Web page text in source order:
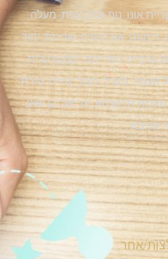
אונו, נוף גליל, צפת, מעלה
אור יהודה, שדרות, יהוד
גרבייה, כפר יונה, יקנעם עלית,
העמד, מגדל, חצור, טירה, טירת
תרשיחא, אריאל, בן שאן,
עקיבא
אחר